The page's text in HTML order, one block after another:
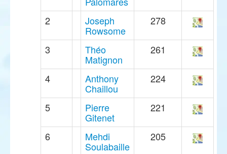
2 Joseph
Rowsome
278
3 Théo
Matignon
261
4 Anthony
Chaillou
224
5 Pierre
Gitenet
221
6 Mehdi
Soulabaille
205